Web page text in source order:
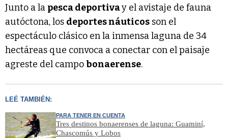
Junto a la pesca deportivay el avistaje de fauna
autóctona, los deportes náuticos son el
espectáculo clásico en la inmensa laguna de 34
hectáreas que convoca a conectar con el paisaje
agreste del campobonaerense.
LEÉ TAMBIÉN:
PARA TENER EN CUENTA
Tres destinos bonaerenses de laguna: Guaminí,
Chascomús y Lobos